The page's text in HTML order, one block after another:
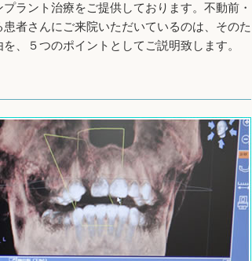
ラント治療をご提供しております。不動前・
者さんにご来院いただいているのは、そのた
、５つのポイントとしてご説明致します。